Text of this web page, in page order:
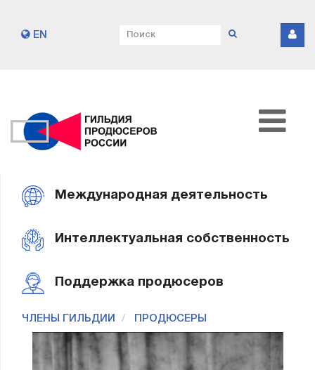
EN
Международная деятельность
Интеллектуальная собственность
Поддержка продюсеров
ЧЛЕНЫ ГИЛЬДИИ ПРОДЮСЕРЫ